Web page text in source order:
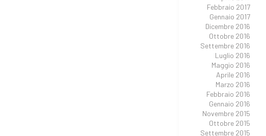
Febbraio 2017
Gennaio 2017
Dicembre 2016
Ottobre 2016
Settembre 2016
Luglio 2016
Maggio 2016
Aprile 2016
Marzo 2016
Febbraio 2016
Gennaio 2016
Novembre 2015
Ottobre 2015
Settembre 2015